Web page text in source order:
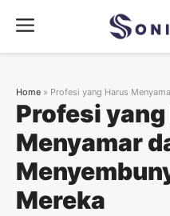
content
Menu
Profesi
Menyamar
Mereka
Home » Profesi yang Harus